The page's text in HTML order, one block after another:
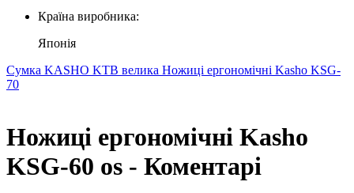
Країна виробника:
Японія
Сумка KASHO KTB велика Ножиці ергономічні Kasho KSG-
70
Ножиці ергономічні Kasho
KSG-60 os - Коментарі